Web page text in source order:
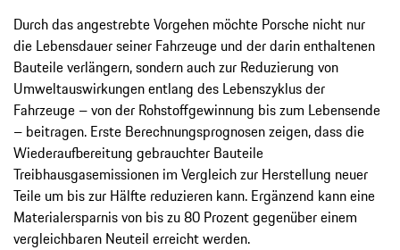
Durch das angestrebte Vorgehen möchte Porsche nicht nur
die Lebensdauer seiner Fahrzeuge und der darin enthaltenen
Bauteile verlängern, sondern auch zur Reduzierung von
Umweltauswirkungen entlang des Lebenszyklus der
Fahrzeuge – von der Rohstoffgewinnung bis zum Lebensende
– beitragen. Erste Berechnungsprognosen zeigen, dass die
Wiederaufbereitung gebrauchter Bauteile
Treibhausgasemissionen im Vergleich zur Herstellung neuer
Teile um bis zur Hälfte reduzieren kann. Ergänzend kann eine
Materialersparnis von bis zu 80 Prozent gegenüber einem
vergleichbaren Neuteil erreicht werden.